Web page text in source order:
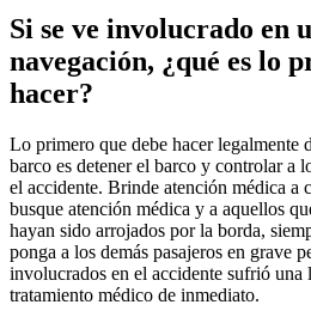
Si se ve involucrado en
navegación, ¿qué es lo
hacer?
Lo primero que debe hacer legalmente
barco es detener el barco y controlar a
el accidente. Brinde atención médica a
busque atención médica y a aquellos
hayan sido arrojados por la borda,
ponga a los demás pasajeros en grave
involucrados en el accidente sufrió una
tratamiento médico de inmediato.